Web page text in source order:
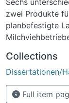
zwei Produkte
planbefestigte
und die
Einbau sowie
Produkte
Kühe nach dem
Collections
Dissertationen/
Full item